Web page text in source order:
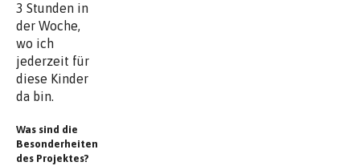
3 Stunden in
der Woche,
wo ich
jederzeit für
diese Kinder
da bin.
Was sind die
Besonderheiten
des Projektes?